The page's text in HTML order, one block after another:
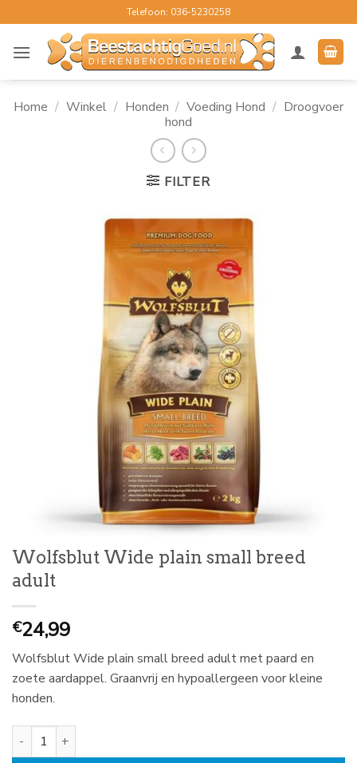
naar
inhoud
Telefoon: 036-5230258
Home / Winkel / Honden / Voeding Hond / Droogvoer
hond
FILTER
Wolfsblut Wide plain small breed
adult
€24,99
Wolfsblut Wide plain small breed adult met paard en
zoete aardappel. Graanvrij en hypoallergeen voor kleine
honden.
Wolfsblut Wide plain small breed adult aantal